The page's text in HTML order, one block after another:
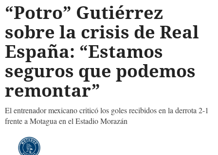
“Potro” Gutiérrez
sobre la crisis de Real
España: “Estamos
seguros que podemos
remontar”
El entrenador mexicano criticó los goles recibidos en la derrota 2-1
frente a Motagua en el Estadio Morazán